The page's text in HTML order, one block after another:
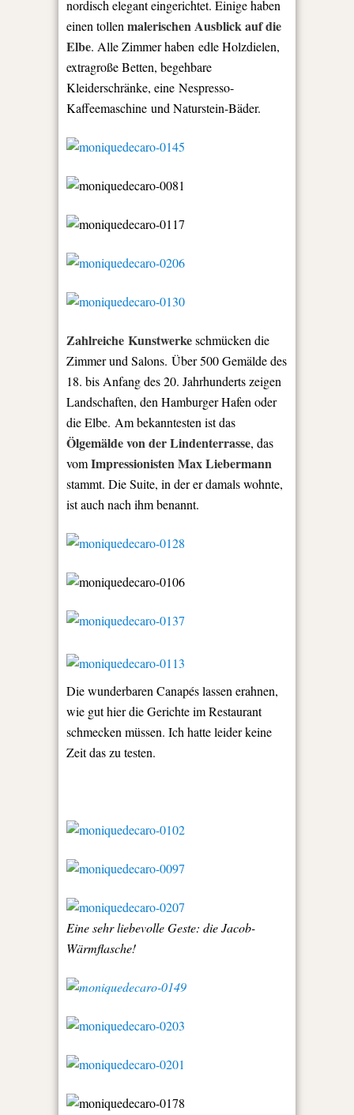
nordisch elegant eingerichtet. Einige haben
einen tollen malerischen Ausblick auf die
Elbe. Alle Zimmer haben edle Holzdielen,
extragroße Betten, begehbare
Kleiderschränke, eine Nespresso-
Kaffeemaschine und Naturstein-Bäder.
Zahlreiche Kunstwerkeschmücken die
Zimmer und Salons. Über 500 Gemälde des
18. bis Anfang des 20. Jahrhunderts zeigen
Landschaften, den Hamburger Hafen oder
die Elbe. Am bekanntesten ist das
Ölgemälde von der Lindenterrasse, das
vomImpressionisten Max Liebermann
stammt. Die Suite, in der er damals wohnte,
ist auch nach ihm benannt.
Die wunderbaren Canapés lassen erahnen,
wie gut hier die Gerichte im Restaurant
schmecken müssen. Ich hatte leider keine
Zeit das zu testen.
Eine sehr liebevolle Geste: die Jacob-
Wärmflasche!